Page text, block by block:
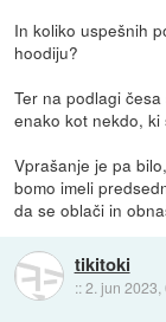
In koliko uspešnih
hoodiju?
Ter na podlagi
enako kot nekdo,
Vprašanje je pa
bomo imeli
da se oblači in
tikitoki
::2. jun 2023,